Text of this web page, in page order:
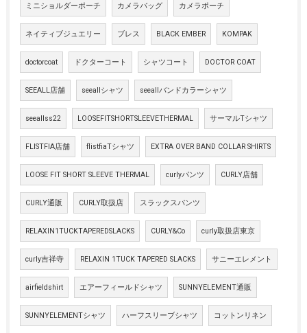
ミニショルダーポーチ カメラバッグ カメラポーチ
ネイティブジュエリー ブレス BLACK EMBER KOMPAK
doctorcoat ドクターコート シャツコート DOCTOR COAT
SEEALL店舗 seeallシャツ seeallバンドカラーシャツ
seeallss22 LOOSEFITSHORTSLEEVETHERMAL サーマルTシャツ
FLISTFIA店舗 flistfiaTシャツ EXTRA OVER BAND COLLAR SHIRTS
LOOSE FIT SHORT SLEEVE THERMAL curlyパンツ CURLY店舗
CURLY通販 CURLY取扱店 スラックスパンツ
RELAXIN1TUCKTAPEREDSLACKS CURLY&Co curly取扱店東京
curly吉祥寺 RELAXIN 1TUCK TAPERED SLACKS サニーエレメント
airfieldshirt エアーフィールドシャツ SUNNYELEMENT通販
SUNNYELEMENTシャツ ハーフスリーブシャツ コットンリネン